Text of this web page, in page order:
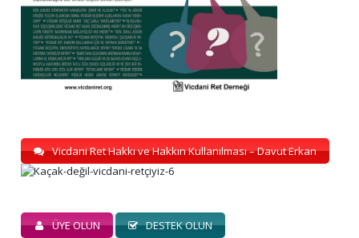
Vicdani Ret Hakkı ve Hakkın Kullanılması – Davut Erkan
ÜYE OLUN DESTEK OLUN